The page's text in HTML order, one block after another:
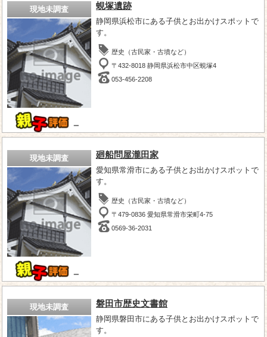
現地未調査
－
蜆塚遺跡
静岡県浜松市にある子供とお出かけスポットで
す。
歴史（古民家・古墳など）
〒432-8018 静岡県浜松市中区蜆塚4
053-456-2208
現地未調査
－
廻船問屋瀧田家
愛知県常滑市にある子供とお出かけスポットで
す。
歴史（古民家・古墳など）
〒479-0836 愛知県常滑市栄町4-75
0569-36-2031
現地未調査 磐田市歴史文書館
静岡県磐田市にある子供とお出かけスポットで
す。